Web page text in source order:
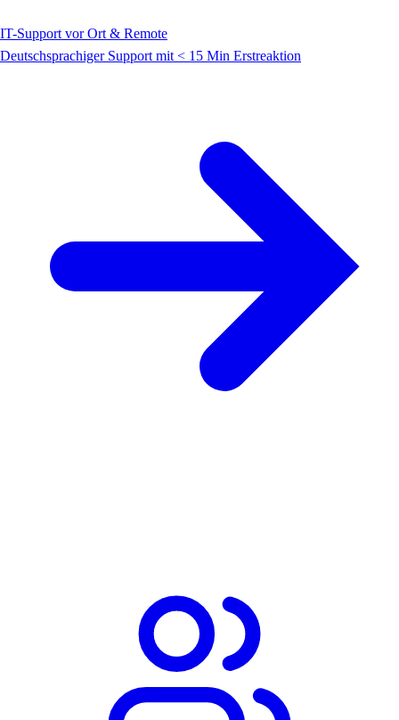
IT-Support vor Ort & Remote
Deutschsprachiger Support mit < 15 Min Erstreaktion